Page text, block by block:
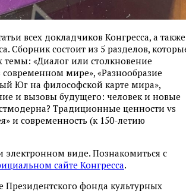
всех докладчиков Конгресса, а также
Сборник состоит из 5 разделов,
темы: «Диалог или столкновение
мире», «Разнообразие
Юг на философской карте мира»,
и вызовы будущего: человек и новые
Традиционные ценности vs
и современность (к 150-летию
виде. Познакомиться с
сайте Конгресса.
фонда культурных